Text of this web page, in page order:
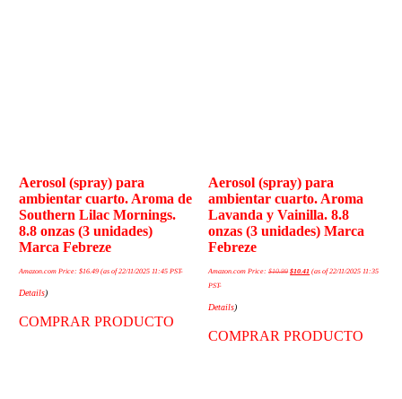
Aerosol (spray) para
ambientar cuarto. Aroma de
Southern Lilac Mornings.
8.8 onzas (3 unidades)
Marca Febreze
Amazon.com Price:$16.49 (as of 22/11/2025 11:45 PST-
Details)
COMPRAR PRODUCTO
Aerosol (spray) para
ambientar cuarto. Aroma
Lavanda y Vainilla. 8.8
onzas (3 unidades) Marca
Febreze
Amazon.com Price:$10.99 $10.41 (as of 22/11/2025 11:35
PST-
Details)
COMPRAR PRODUCTO